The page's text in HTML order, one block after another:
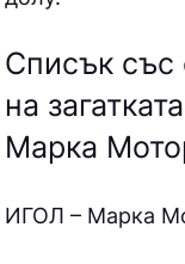
Списък със
на
Марка
ИГОЛ – Марка